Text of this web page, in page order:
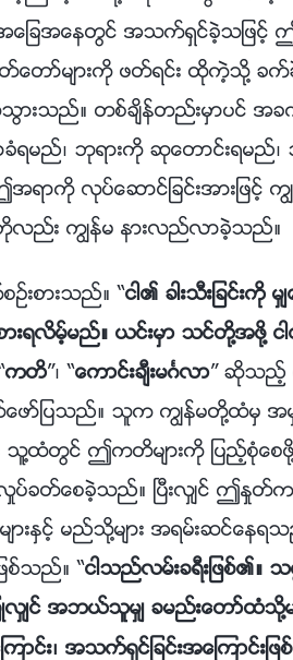
ခအေနတြင္ အသက္ရွင္ခဲ့သျဖင့္
တာ္မ်ားကို ဖတ္ရင္း ထိုကဲ့သို႔ ခ
သြားသည္။ တစ္ခ်ိန္တည္းမွာပင္ အ
ခံရမည္၊ ဘုရားကို ဆုေတာင္းရမည္
ရာကို လုပ္ေဆာင္ျခင္းအားျဖင့္ ကြ
ည္း ကြၽန္မ နားလည္လာခဲ့သည္။
းစားသည္။ “ငါ၏ ခါးသီးျခင္းကို
းရလိမ့္မည္။ ယင္းမွာ သင္တို႔အဖို႔
ကတိ”၊ “ေကာင္းခ်ီးမဂၤလာ” ဆိုသည့္
ပသည္။ သူက ကြၽန္မတို႔ထံမွ အမ
သူ႔ထံတြင္ ဤကတိမ်ားကို ျပည့္စုံေစ
ပ္ခတ္ေစခဲ့သည္။ ၿပီးလွ်င္ ဤႏႈတ္
င့္ မည္သို႔မ်ား အရမ္းဆင္ေနရသ
စ္သည္။ “ငါသည္လမ္းခရီးျဖစ္၏။
လွ်င္ အဘယ္သူမွ် ခမည္းေတာ္ထံသို႔
ာင္း၊ အသက္ရွင္ျခင္းအေၾကာင္းျ